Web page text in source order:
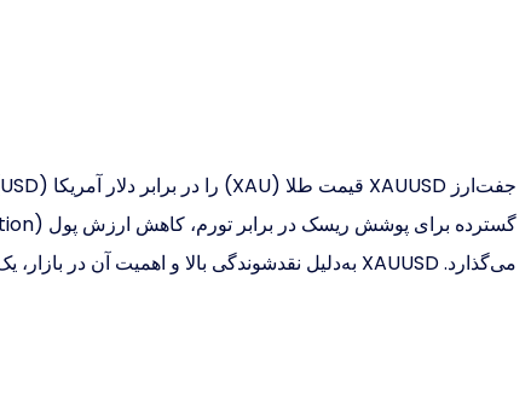
می‌گذارد. XAUUSD به‌دلیل نقدشوندگی بالا و اهمیت آن در بازار، یک جفت‌ارز محبوب برای معامله‌گران و سرمایه‌گذاران است.